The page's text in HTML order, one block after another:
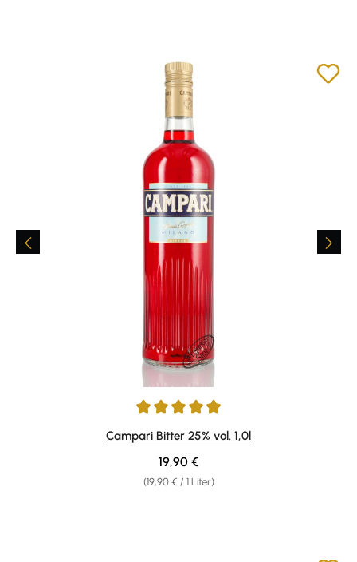
Durchschnittliche Bewertung von 4.92 von 5 Sternen
Campari Bitter 25% vol. 1,0l
(19,90 € / 1 Liter)
Regulärer Preis:
19,90 €